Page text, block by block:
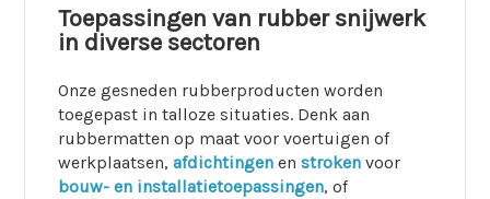
Toepassingen van rubber snijwerk
in diverse sectoren
Onze gesneden rubberproducten worden
toegepast in talloze situaties. Denk aan
rubbermatten op maat voor voertuigen of
werkplaatsen,afdichtingen enstroken voor
bouw- en installatietoepassingen, of